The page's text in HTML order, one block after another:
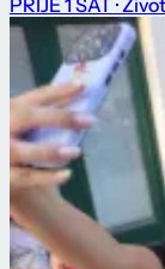
PRIJE 1 SAT · Život